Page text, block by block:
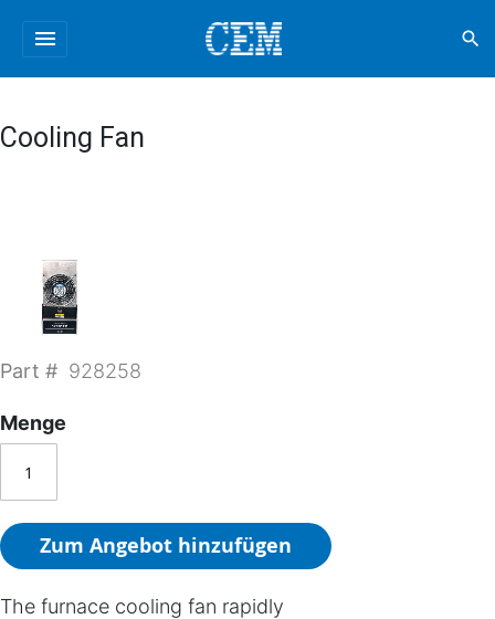
menu search
Cooling Fan
Part # 928258
Menge
Zum Angebot hinzufügen
The furnace cooling fan rapidly